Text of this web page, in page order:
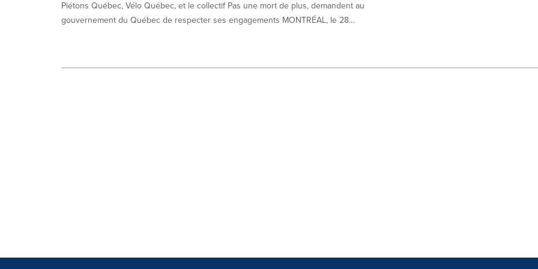
Piétons Québec, Vélo Québec, et le collectif Pas une mort de plus, demandent au
gouvernement du Québec de respecter ses engagements MONTRÉAL, le 28...